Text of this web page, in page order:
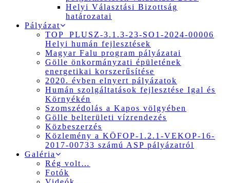
Helyi Választási Bizottság
határozatai
Pályázat
TOP_PLUSZ-3.1.3-23-SO1-2024-00006
Helyi humán fejlesztések
Magyar Falu program pályázatai
Gölle önkormányzati épületének
energetikai korszerűsítése
2020. évben elnyert pályázatok
Humán szolgáltatások fejlesztése Igal és
Környékén
Szomszédolás a Kapos völgyében
Gölle belterületi vízrendezés
Közbeszerzés
Közlemény a KÖFOP-1.2.1-VEKOP-16-
2017-00733 számú ASP pályázatról
Galéria
Rég volt…
Fotók